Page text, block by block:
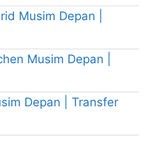
Musim Depan |
Musim Depan |
Depan | Transfer